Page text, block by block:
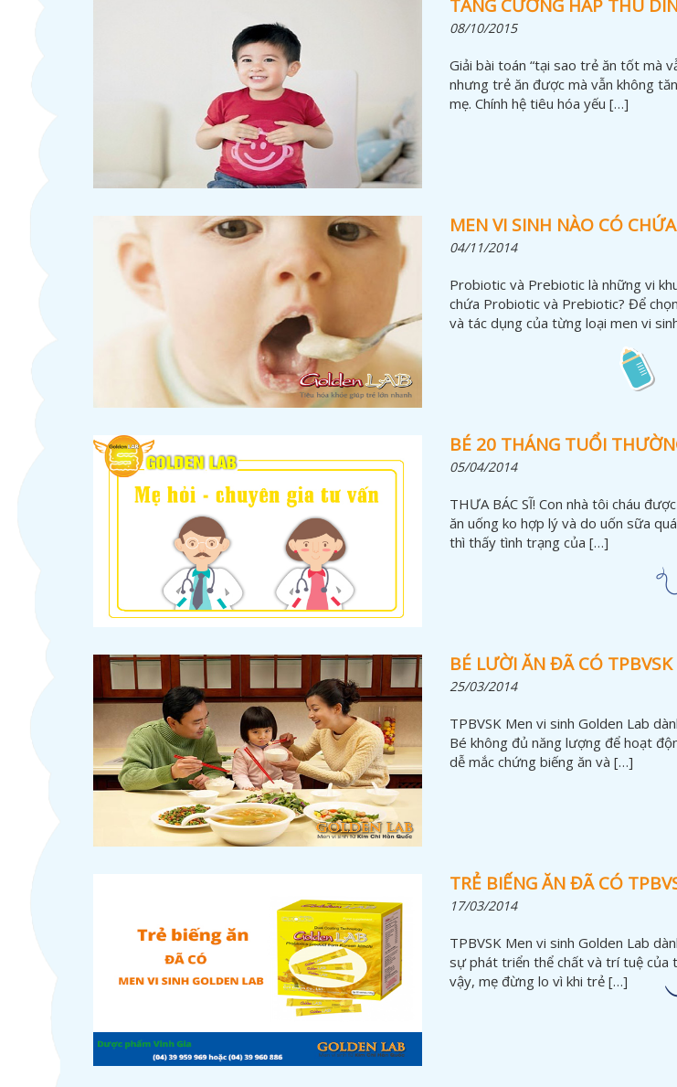
TĂNG CƯỜNG HẤP THU
08/10/2015
Giải bài toán “tại sao trẻ ăn tốt mà
nhưng trẻ ăn được mà vẫn không
mẹ. Chính hệ tiêu hóa yếu […]
MEN VI SINH NÀO CÓ
04/11/2014
Probiotic và Prebiotic là những vi
chứa Probiotic và Prebiotic? Để
và tác dụng của từng loại men vi
BÉ 20 THÁNG TUỔI
05/04/2014
THƯA BÁC SĨ! Con nhà tôi cháu
ăn uống ko hợp lý và do uốn sữa
thì thấy tình trạng của […]
BÉ LƯỜI ĂN ĐÃ CÓ
25/03/2014
TPBVSK Men vi sinh Golden Lab
Bé không đủ năng lượng để hoạt
dễ mắc chứng biếng ăn và […]
TRẺ BIẾNG ĂN ĐÃ CÓ
17/03/2014
TPBVSK Men vi sinh Golden Lab
sự phát triển thể chất và trí tuệ của
vậy, mẹ đừng lo vì khi trẻ […]